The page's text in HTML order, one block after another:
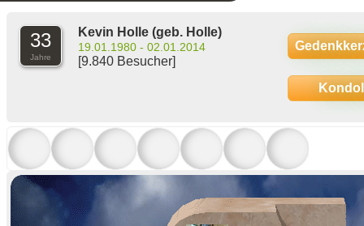
33
Jahre
Kevin Holle (geb. Holle)
19.01.1980 - 02.01.2014
[9.840 Besucher]